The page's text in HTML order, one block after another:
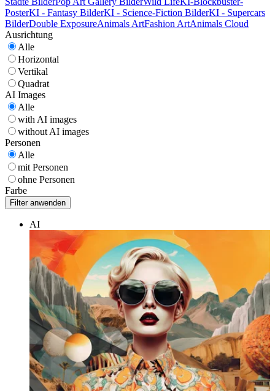
PosterKI - Fantasy BilderKI - Science-Fiction BilderKI - Supercars
BilderDouble ExposureAnimals ArtFashion ArtAnimals Cloud
Ausrichtung
Alle
Horizontal
Vertikal
Quadrat
AI Images
Alle
with AI images
without AI images
Personen
Alle
mit Personen
ohne Personen
Farbe
AI